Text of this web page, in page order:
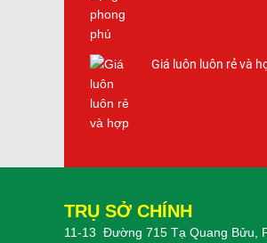
TRỤ SỞ CHÍNH
11-13 Đường 715 Tạ Quang Bửu,